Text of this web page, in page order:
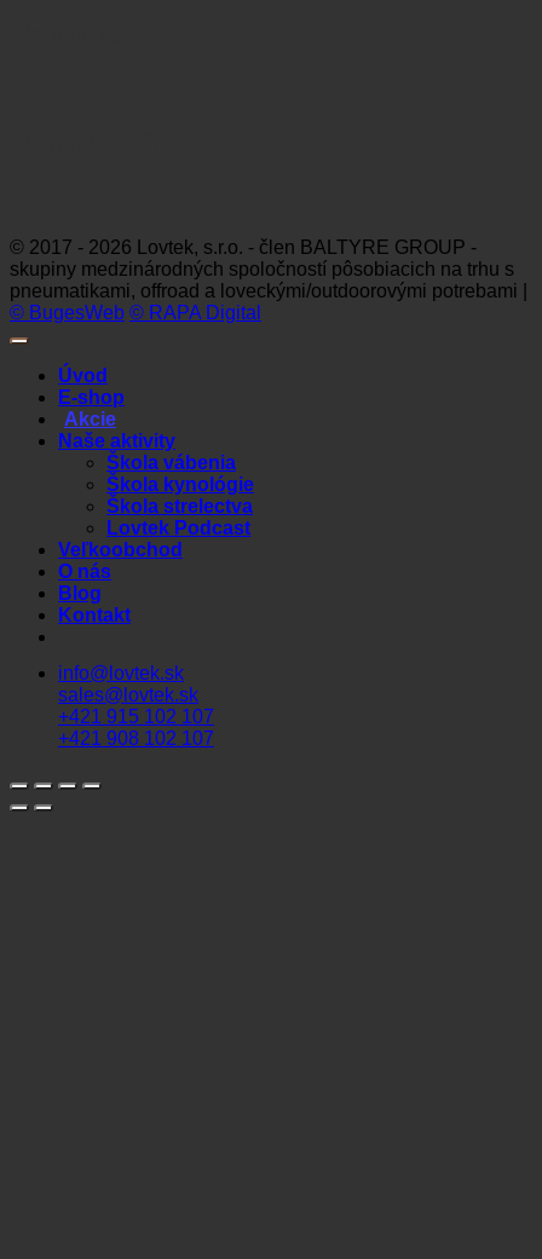
© 2017 - 2026 Lovtek, s.r.o. - člen BALTYRE GROUP -
skupiny medzinárodných spoločností pôsobiacich na trhu s
pneumatikami, offroad a loveckými/outdoorovými potrebami |
© BugesWeb © RAPA Digital
Úvod
E-shop
Akcie
Naše aktivity
Škola vábenia
Škola kynológie
Škola strelectva
Lovtek Podcast
Veľkoobchod
O nás
Blog
Kontakt
info@lovtek.sk
sales@lovtek.sk
+421 915 102 107
+421 908 102 107